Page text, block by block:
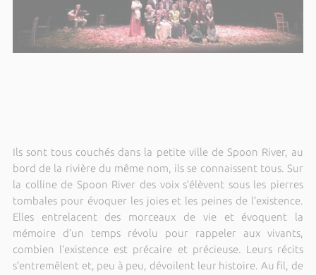
Ils sont tous couchés dans la petite ville de Spoon River, au
bord de la rivière du même nom, ils se connaissent tous. Sur
la colline de Spoon River des voix s’élèvent sous les pierres
tombales pour évoquer les joies et les peines de l’existence.
Elles entrelacent des morceaux de vie et évoquent la
mémoire d’un temps révolu pour rappeler aux vivants,
combien l’existence est précaire et précieuse. Leurs récits
s’entremêlent et, peu à peu, dévoilent leur histoire. Au fil, de